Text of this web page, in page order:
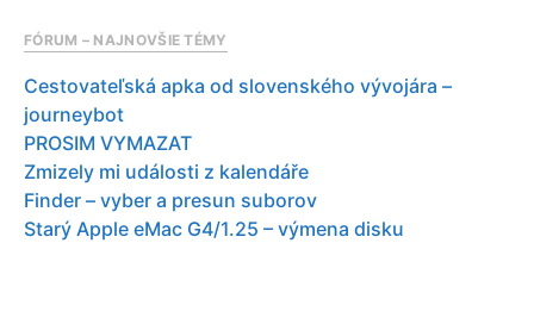
FÓRUM – NAJNOVŠIE TÉMY
Cestovateľská apka od slovenského vývojára –
journeybot
PROSIM VYMAZAT
Zmizely mi události z kalendáře
Finder – vyber a presun suborov
Starý Apple eMac G4/1.25 – výmena disku